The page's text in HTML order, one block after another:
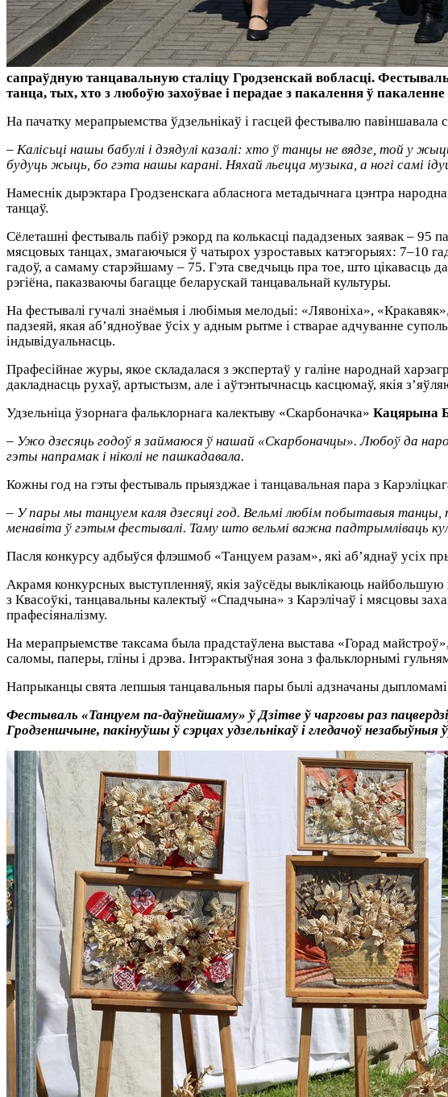
сапраўдную танцавальную сталіцу Гродзенскай вобласці.
танца, тых, хто з любоўю захоўвае і перадае з пакалення ў
На пачатку мерапрыемства ўдзельнікаў і гасцей фестывалю павіншавала
– Калісьці нашы бабулі і дзядулі казалі: хто ў танцы не вядзе, той у
будуць жыць, бо гэта нашы карані. Няхай льецца музыка, а ногі самі
Намеснік дырэктара Гродзенскага абласнога метадычнага цэнтра
танцаў.
Сёлеташні фестываль пабіў рэкорд па колькасці пададзеных заявак –
мясцовых танцах, змагаючыся ў чатырох узроставых катэгорыях: 7–10
гадоў, а самаму старэйшаму – 75. Гэта сведчыць пра тое, што цікавасць
рэгіёна, паказваючы багацце беларускай танцавальнай культуры.
На фестывалі гучалі знаёмыя і любімыя мелодыі: «Лявоніха»,
падзеяй, якая аб’ядноўвае ўсіх у адным рытме і стварае адчуванне
індывідуальнасць.
Прафесійнае журы, якое складалася з экспертаў у галіне народнай
дакладнасць рухаў, артыстызм, але і аўтэнтычнасць касцюмаў, якія
Удзельніца ўзорнага фальклорнага калектыву «Скарбоначка» Кацярына
– Ужо дзесяць годоў я займаюся ў нашай «Скарбоначцы». Любоў да
гэты напрамак і ніколі не пашкадавала.
Кожны год на гэты фестываль прыязджае і танцавальная пара з
– У пары мы танцуем каля дзесяці год. Вельмі любім побытавыя
менавіта ў гэтым фестывалі. Таму што вельмі важна падтрымліваць
Пасля конкурсу адбыўся флэшмоб «Танцуем разам», які аб’яднаў усіх
Акрамя конкурсных выступленняў, якія заўсёды выклікаюць
з Квасоўкі, танцавальны калектыў «Спадчына» з Карэлічаў і мясцовы
прафесіяналізму.
На мерапрыемстве таксама была прадстаўлена выстава «Горад
саломы, паперы, гліны і дрэва. Інтэрактыўная зона з фальклорнымі
Напрыканцы свята лепшыя танцавальныя пары былі адзначаны дыпломамі
Фестываль «Танцуем па-даўнейшаму» ў Дзітве ў чарговы раз
Гродзеншчыне, пакінуўшы ў сэрцах удзельнікаў і гледачоў